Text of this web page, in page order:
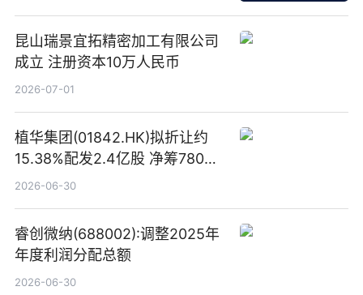
昆山瑞景宜拓精密加工有限公司
成立 注册资本10万人民币
2026-07-01
植华集团(01842.HK)拟折让约
15.38%配发2.4亿股 净筹780万
港元
2026-06-30
睿创微纳(688002):调整2025年
年度利润分配总额
2026-06-30